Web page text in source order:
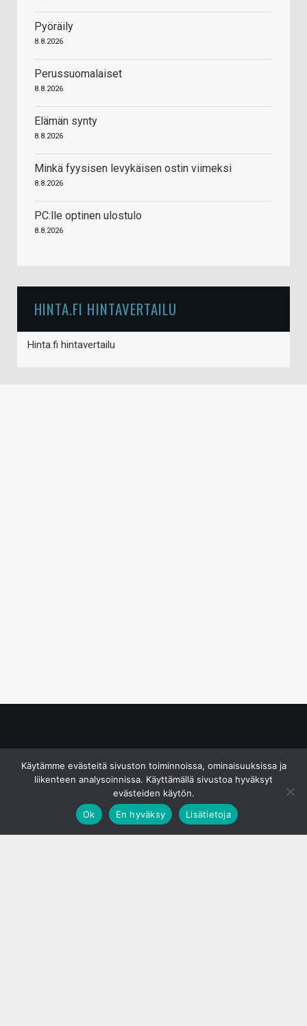
Pyöräily
8.8.2026
Perussuomalaiset
8.8.2026
Elämän synty
8.8.2026
Minkä fyysisen levykäisen ostin viimeksi
8.8.2026
PC:lle optinen ulostulo
8.8.2026
HINTA.FI HINTAVERTAILU
Hinta.fi hintavertailu
Käytämme evästeitä sivuston toiminnoissa, ominaisuuksissa ja
liikenteen analysoinnissa. Käyttämällä sivustoa hyväksyt
evästeiden käytön.
Ok
En hyväksy Lisätietoja